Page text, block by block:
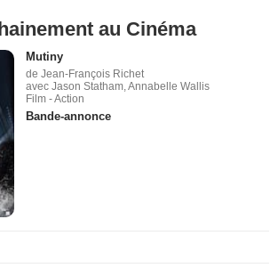
au Cinéma
Mutiny
de Jean-François Richet
avec Jason Statham, Annabelle Wallis
Film - Action
Bande-annonce